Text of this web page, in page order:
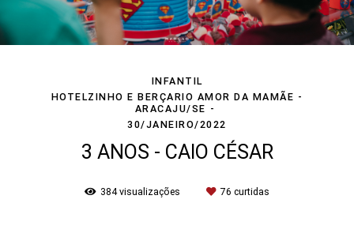
INFANTIL
HOTELZINHO E BERÇARIO AMOR DA MAMÃE -
ARACAJU/SE
30/JANEIRO/2022
3 ANOS - CAIO CÉSAR
384visualizações 76 curtidas